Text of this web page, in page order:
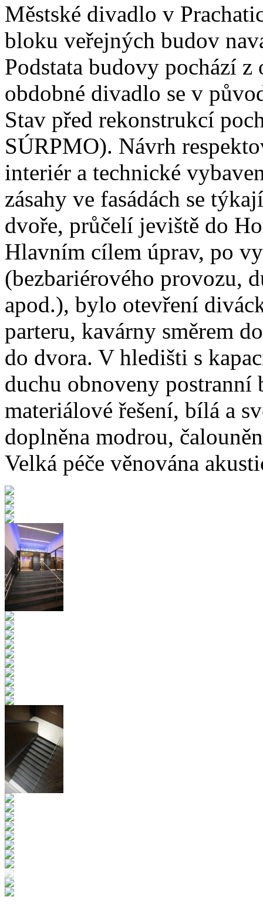
Městské divadlo v
bloku veřejných budov
Podstata budovy pochází
obdobné divadlo se v
Stav před rekonstrukcí
SÚRPMO). Návrh
interiér a technické
zásahy ve fasádách se
dvoře, průčelí jeviště do
Hlavním cílem úprav, po
(bezbariérového provozu,
apod.), bylo otevření
parteru, kavárny směrem
do dvora. V hledišti s
duchu obnoveny postranní
materiálové řešení, bílá a
doplněna modrou,
Velká péče věnována